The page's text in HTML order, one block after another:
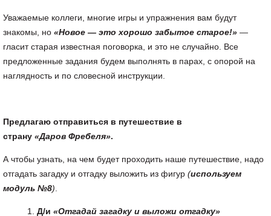
Уважаемые коллеги, многие игры и упражнения вам будут
знакомы, но «Новое — это хорошо забытое старое!» —
гласит старая известная поговорка, и это не случайно. Все
предложенные задания будем выполнять в парах, с опорой на
наглядность и по словесной инструкции.
Предлагаю отправиться в путешествие в
страну «Даров Фребеля».
А чтобы узнать, на чем будет проходить наше путешествие, надо
отгадать загадку и отгадку выложить из фигур (используем
модуль №8)
Д/и «Отгадай загадку и выложи отгадку»